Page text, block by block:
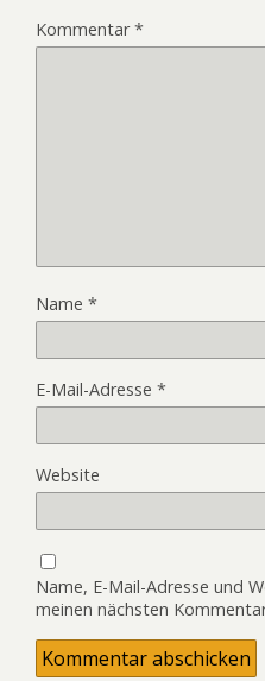
Kommentar*
Name *
E-Mail-Adresse *
Website
Name, E-Mail-Adresse und
meinen nächsten